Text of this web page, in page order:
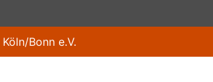
Bonn e.V.